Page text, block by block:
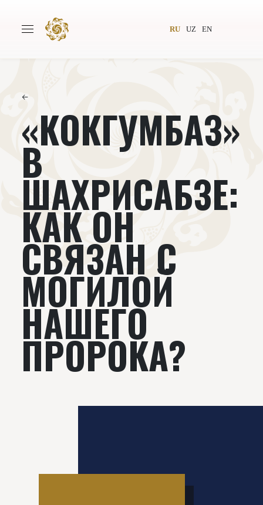
RU UZ EN
Авторы Всемирное общество
Издательство
Подкасты
Книги Видеолекторий
←
«КОКГУМБАЗ»
В
ШАХРИСАБЗЕ:
КАК ОН
СВЯЗАН С
МОГИЛОЙ
НАШЕГО
ПРОРОКА?